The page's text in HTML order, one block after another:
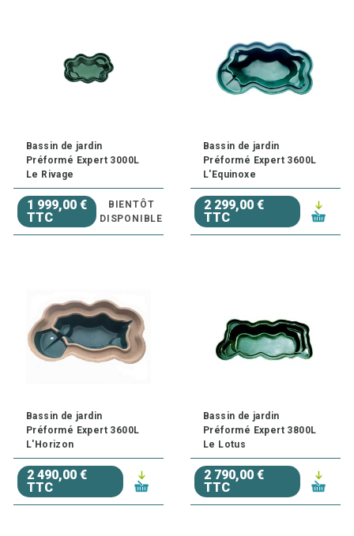
Bassin de jardin
Préformé Expert 3000L
Le Rivage
1 999,00 €
TTC
BIENTÔT
DISPONIBLE
Bassin de jardin
Préformé Expert 3600L
L'Equinoxe
2 299,00 €
TTC
Bassin de jardin
Préformé Expert 3600L
L'Horizon
2 490,00 €
TTC
Bassin de jardin
Préformé Expert 3800L
Le Lotus
2 790,00 €
TTC